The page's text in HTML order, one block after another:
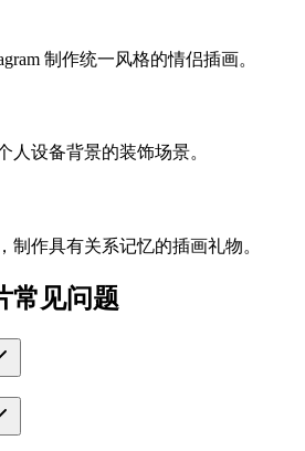
制作统一风格的情侣插画。
人设备背景的装饰场景。
制作具有关系记忆的插画礼物。
常见问题